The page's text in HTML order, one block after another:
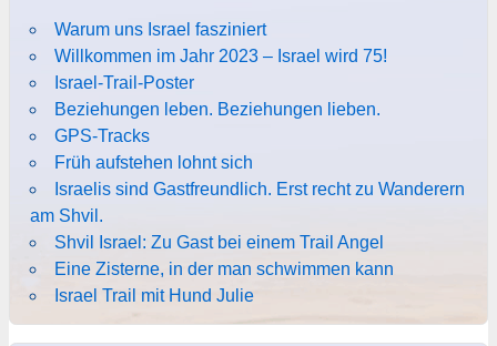
Warum uns Israel fasziniert
Willkommen im Jahr 2023 – Israel wird 75!
Israel-Trail-Poster
Beziehungen leben. Beziehungen lieben.
GPS-Tracks
Früh aufstehen lohnt sich
Israelis sind Gastfreundlich. Erst recht zu Wanderern
am Shvil.
Shvil Israel: Zu Gast bei einem Trail Angel
Eine Zisterne, in der man schwimmen kann
Israel Trail mit Hund Julie